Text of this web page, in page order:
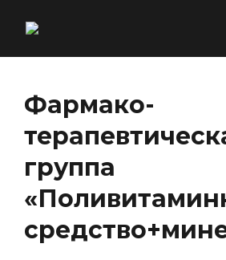
Фармако-
группа